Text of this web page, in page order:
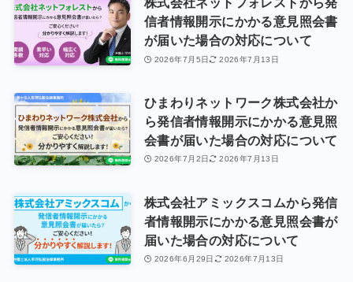
信者情報開示にかかる意見照会書
が届いた場合の対応について
2026年7月5日 2026年7月13日
ひまわりネットワーク株式会社か
ら発信者情報開示にかかる意見照
会書が届いた場合の対応について
2026年7月2日 2026年7月13日
株式会社アミックスコムから発信
者情報開示にかかる意見照会書が
届いた場合の対応について
2026年6月29日 2026年7月13日